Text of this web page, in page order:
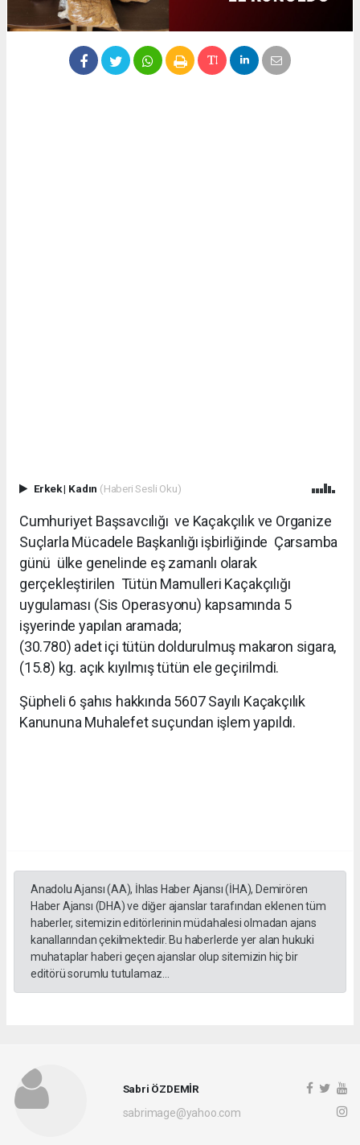
Erkek| Kadın (Haberi Sesli Oku)
Cumhuriyet Başsavcılığı ve Kaçakçılık ve Organize
Suçlarla Mücadele Başkanlığı işbirliğinde Çarsamba
günü ülke genelinde eş zamanlı olarak
gerçekleştirilen Tütün Mamulleri Kaçakçılığı
uygulaması (Sis Operasyonu) kapsamında 5
işyerinde yapılan aramada;
(30.780) adet içi tütün doldurulmuş makaron sigara,
(15.8) kg. açık kıyılmış tütün ele geçirilmdi.
Şüpheli 6 şahıs hakkında 5607 Sayılı Kaçakçılık
Kanununa Muhalefet suçundan işlem yapıldı.
Anadolu Ajansı (AA), İhlas Haber Ajansı (İHA), Demirören
Haber Ajansı (DHA) ve diğer ajanslar tarafından eklenen tüm
haberler, sitemizin editörlerinin müdahalesi olmadan ajans
kanallarından çekilmektedir. Bu haberlerde yer alan hukuki
muhataplar haberi geçen ajanslar olup sitemizin hiç bir
editörü sorumlu tutulamaz...
Sabri ÖZDEMİR
sabrimage@yahoo.com